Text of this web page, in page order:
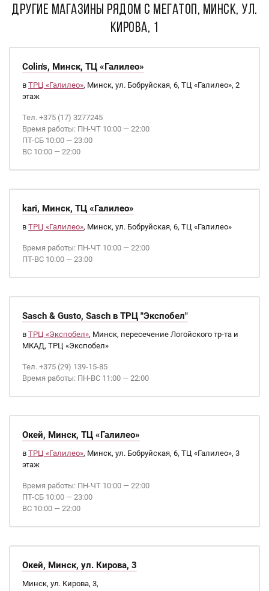
ДРУГИЕ МАГАЗИНЫ РЯДОМ С Мегатоп, Минск, ул.
Кирова, 1
Colin's, Минск, ТЦ «Галилео»
в ТРЦ «Галилео», Минск, ул. Бобруйская, 6, ТЦ «Галилео», 2
этаж
Тел. +375 (17) 3277245
Время работы: ПН-ЧТ 10:00 — 22:00
ПТ-СБ 10:00 — 23:00
ВС 10:00 — 22:00
kari, Минск, ТЦ «Галилео»
в ТРЦ «Галилео», Минск, ул. Бобруйская, 6, ТЦ «Галилео»
Время работы: ПН-ЧТ 10:00 — 22:00
ПТ-ВС 10:00 — 23:00
Sasch & Gusto, Sasch в ТРЦ "Экспобел"
в ТРЦ «Экспобел», Минск, пересечение Логойского тр-та и
МКАД, ТРЦ «Экспобел»
Тел. +375 (29) 139-15-85
Время работы: ПН-ВС 11:00 — 22:00
Окей, Минск, ТЦ «Галилео»
в ТРЦ «Галилео», Минск, ул. Бобруйская, 6, ТЦ «Галилео», 3
этаж
Время работы: ПН-ЧТ 10:00 — 22:00
ПТ-СБ 10:00 — 23:00
ВС 10:00 — 22:00
Окей, Минск, ул. Кирова, 3
Минск, ул. Кирова, 3,